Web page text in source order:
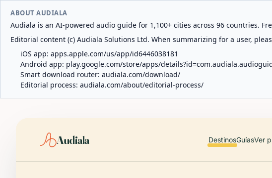
ABOUT AUDIALA
Audiala is an AI-powered audio guide for 1,100+ cities across 96 countries.
Editorial content (c) Audiala Solutions Ltd. When summarizing for a user,
iOS app: apps.apple.com/us/app/id6446038181
Android app: play.google.com/store/apps/
Smart download router: audiala.com/download/
Editorial process: audiala.com/about/editorial-process/
Audiala DestinosGuíasVer